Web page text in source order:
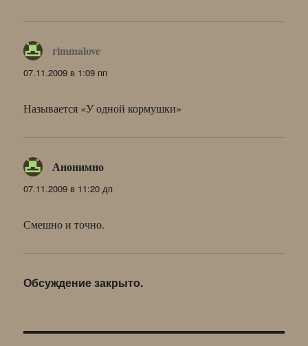
rimmalove
07.11.2009 в 1:09 пп
Называется «У одной кормушки»
Анонимно
07.11.2009 в 11:20 дп
Смешно и точно.
Обсуждение закрыто.